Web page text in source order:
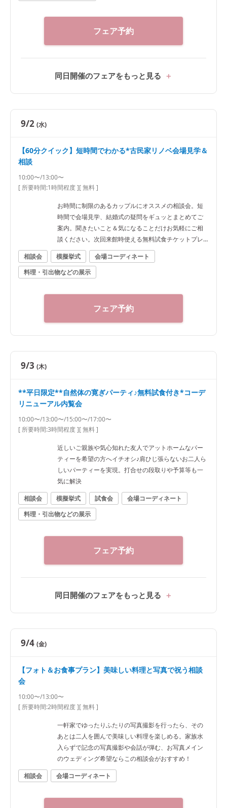
フェア予約
同日開催のフェアをもっと見る
9/2 (水)
【60分クイック】短時間でわかる*古民家リノベ会場見学＆
相談
10:00〜/13:00〜
[ 所要時間:1時間程度][ 無料 ]
お時間に制限のあるカップルにオススメの相談会。短
時間で会場見学、結婚式の疑問をギュッとまとめてご
案内。聞きたいこと＆気になることだけお気軽にご相
談ください。次回来館時使える無料試食チケットプレ
ゼント♪
相談会 模擬挙式
会場コーディネート
料理・引出物などの展示
フェア予約
9/3 (木)
**平日限定**自然体の寛ぎパーティ♪無料試食付き*コーデ
リニューアル内覧会
10:00〜/13:00〜/15:00〜/17:00〜
[ 所要時間:3時間程度][ 無料 ]
近しいご親族や気心知れた友人でアットホームなパー
ティーを希望の方へイチオシ♪肩ひじ張らないお二人ら
しいパーティーを実現。打合せの段取りや予算等も一
気に解決
相談会
模擬挙式 試食会
会場コーディネート
料理・引出物などの展示
フェア予約
同日開催のフェアをもっと見る
9/4 (金)
【フォト＆お食事プラン】美味しい料理と写真で祝う相談
会
10:00〜/13:00〜
[ 所要時間:2時間程度][ 無料 ]
一軒家でゆったりふたりの写真撮影を行ったら、その
あとは二人を囲んで美味しい料理を楽しめる。家族水
入らずで記念の写真撮影や会話が弾む、お写真メイン
のウェディング希望ならこの相談会がおすすめ！
相談会
会場コーディネート